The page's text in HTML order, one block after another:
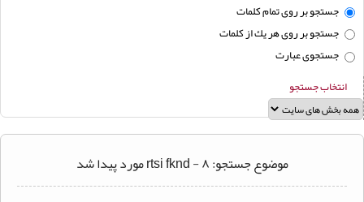
جستجو بر روی تمام كلمات
جستجو بر روی هر يك از كلمات
جستجوی عبارت
انتخاب جستجو
موضوع جستجو: rtsi fknd - ۸ مورد پیدا شد